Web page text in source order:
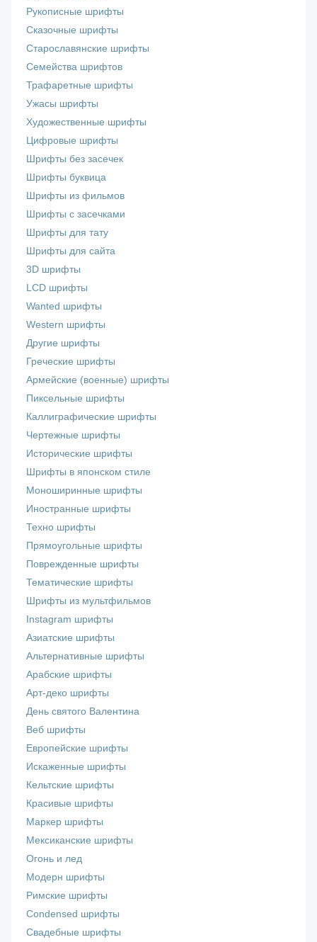
Рукописные шрифты
Сказочные шрифты
Старославянские шрифты
Семейства шрифтов
Трафаретные шрифты
Ужасы шрифты
Художественные шрифты
Цифровые шрифты
Шрифты без засечек
Шрифты буквица
Шрифты из фильмов
Шрифты с засечками
Шрифты для тату
Шрифты для сайта
3D шрифты
LCD шрифты
Wanted шрифты
Western шрифты
Другие шрифты
Греческие шрифты
Армейские (военные) шрифты
Пиксельные шрифты
Каллиграфические шрифты
Чертежные шрифты
Исторические шрифты
Шрифты в японском стиле
Моноширинные шрифты
Иностранные шрифты
Техно шрифты
Прямоугольные шрифты
Поврежденные шрифты
Тематические шрифты
Шрифты из мультфильмов
Instagram шрифты
Азиатские шрифты
Альтернативные шрифты
Арабские шрифты
Арт-деко шрифты
День святого Валентина
Веб шрифты
Европейские шрифты
Искаженные шрифты
Кельтские шрифты
Красивые шрифты
Маркер шрифты
Мексиканские шрифты
Огонь и лед
Модерн шрифты
Римские шрифты
Сondensed шрифты
Свадебные шрифты